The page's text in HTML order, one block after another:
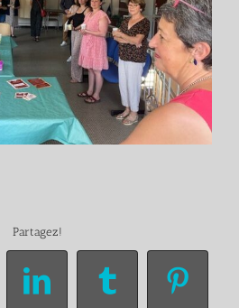
Partagez!
LinkedInTumblr